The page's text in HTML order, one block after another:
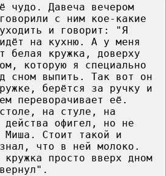
чудо. Давеча вечером
с ним кое-какие
и говорит: "Я
на кухню. А у меня
белая кружка, доверху
которую я специально
сном выпить. Так вот он
берётся за ручку и
переворачивает её.
на стуле, на
офигел, но не
Миша. Стоит такой и
что в ней молоко.
просто вверх дном